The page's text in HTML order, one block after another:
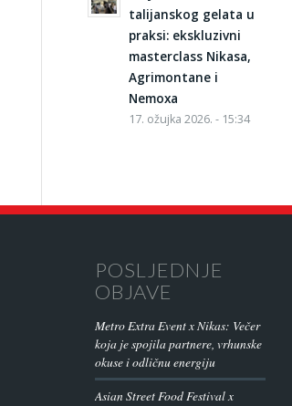
talijanskog gelata u
praksi: ekskluzivni
masterclass Nikasa,
Agrimontane i
Nemoxa
17. ožujka 2026. - 15:34
POSLJEDNJE
OBJAVE
Metro Extra Event x Nikas: Večer
koja je spojila partnere, vrhunske
okuse i odličnu energiju
Asian Street Food Festival x